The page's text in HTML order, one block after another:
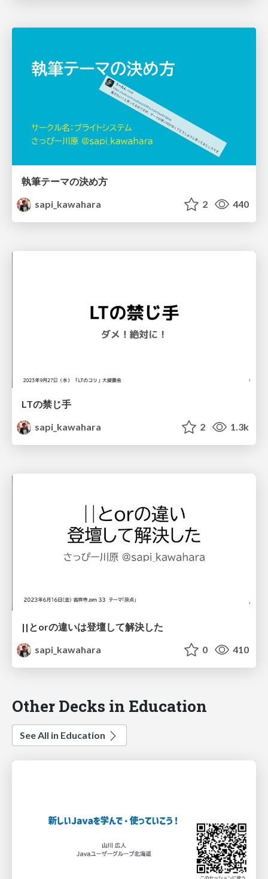
執筆テーマの決め方
sapi_kawahara
2 440
LTの禁じ手
sapi_kawahara
2 1.3k
||とorの違いは登壇して解決した
sapi_kawahara
0 410
Other Decks in Education
See All in Education